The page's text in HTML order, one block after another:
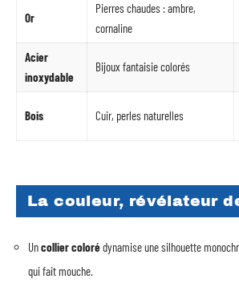
Or
Pierres chaudes : ambre,
cornaline
Acier
inoxydable
Bijoux fantaisie colorés
Bois Cuir, perles naturelles
La couleur, révélateur
Uncollier colorédynamise une silhouette
qui fait mouche.